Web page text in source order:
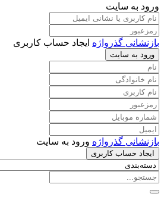
ورود به سایت
بازنشانی گذرواژه ایجاد حساب کاربری
ورود به سایت
بازنشانی گذرواژه ورود به سایت
ایجاد حساب کاربری